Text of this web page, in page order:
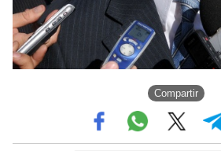
Compartir